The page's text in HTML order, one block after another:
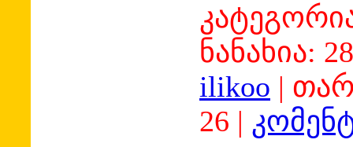
ნანახია:
ilikoo |
26 |